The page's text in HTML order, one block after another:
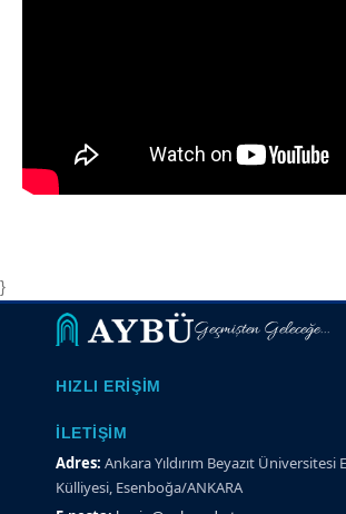
}
Geçmişten Geleceğe...
HIZLI ERIŞIM
İLETIŞIM
Adres: Ankara Yıldırım Beyazıt Üniversitesi
Külliyesi, Esenboğa/ANKARA